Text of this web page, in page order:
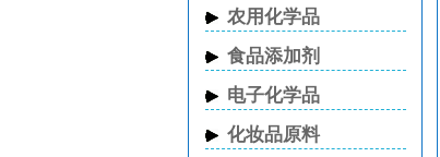
农用化学品
食品添加剂
电子化学品
化妆品原料